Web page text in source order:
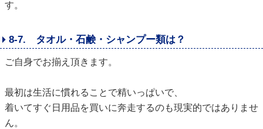
す。
8-7. タオル・石鹸・シャンプー類は？
ご自身でお揃え頂きます。
最初は生活に慣れることで精いっぱいで、
着いてすぐ日用品を買いに奔走するのも現実的ではありませ
ん。